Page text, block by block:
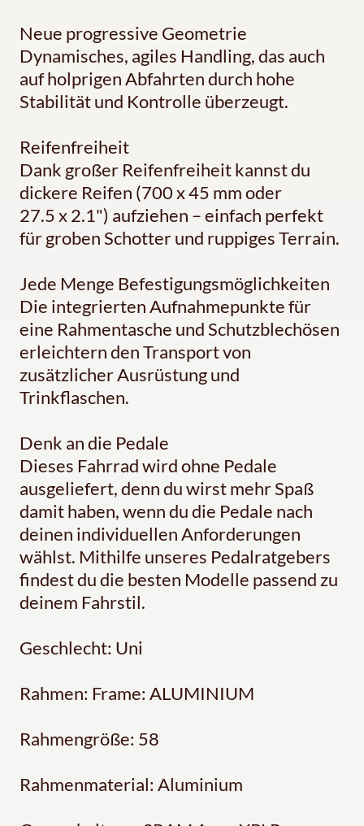
Neue progressive Geometrie
Dynamisches, agiles Handling, das auch
auf holprigen Abfahrten durch hohe
Stabilität und Kontrolle überzeugt.
Reifenfreiheit
Dank großer Reifenfreiheit kannst du
dickere Reifen (700 x 45 mm oder
27.5 x 2.1") aufziehen – einfach perfekt
für groben Schotter und ruppiges Terrain.
Jede Menge Befestigungsmöglichkeiten
Die integrierten Aufnahmepunkte für
eine Rahmentasche und Schutzblechösen
erleichtern den Transport von
zusätzlicher Ausrüstung und
Trinkflaschen.
Denk an die Pedale
Dieses Fahrrad wird ohne Pedale
ausgeliefert, denn du wirst mehr Spaß
damit haben, wenn du die Pedale nach
deinen individuellen Anforderungen
wählst. Mithilfe unseres Pedalratgebers
findest du die besten Modelle passend zu
deinem Fahrstil.
Geschlecht: Uni
Rahmen: Frame: ALUMINIUM
Rahmengröße: 58
Rahmenmaterial: Aluminium